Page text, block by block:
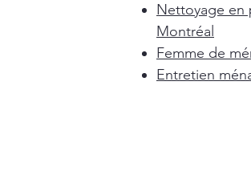
Nettoyage en
Montréal
Femme de
Entretien